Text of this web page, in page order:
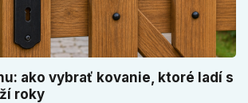
ako vybrať kovanie, ktoré ladí s
roky